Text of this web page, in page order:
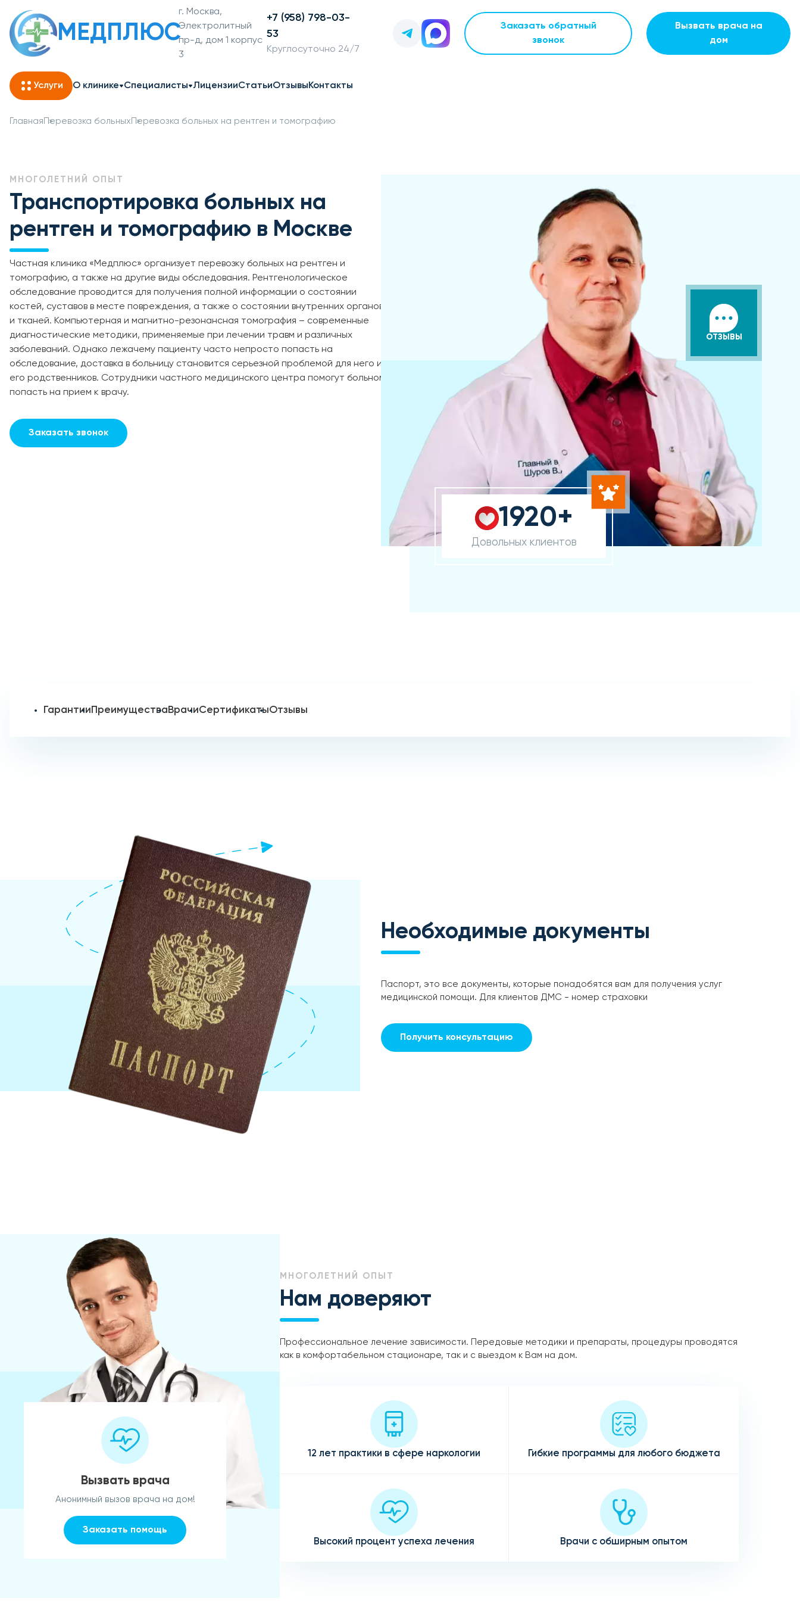
МЕДПЛЮС
г. Москва,
Электролитный
пр-д, дом 1 корпус
3
+7 (958) 798-03-
53
Круглосуточно 24/7
Заказать обратный
звонок
Вызвать врача на
дом
Услуги О клинике Специалисты ЛицензииСтатьиОтзывыКонтакты
Главная Перевозка больных Перевозка больных на рентген и томографию
МНОГОЛЕТНИЙ ОПЫТ
Транспортировка больных на
рентген и томографию в Москве
Частная клиника «Медплюс» организует перевозку больных на рентген и
томографию, а также на другие виды обследования. Рентгенологическое
обследование проводится для получения полной информации о состоянии
костей, суставов в месте повреждения, а также о состоянии внутренних органов
и тканей. Компьютерная и магнитно-резонансная томография – современные
диагностические методики, применяемые при лечении травм и различных
заболеваний. Однако лежачему пациенту часто непросто попасть на
обследование, доставка в больницу становится серьезной проблемой для него и
его родственников. Сотрудники частного медицинского центра помогут больному
попасть на прием к врачу.
Заказать звонок
1920+
Довольных клиентов
ОТЗЫВЫ
ГарантииПреимуществаВрачиСертификатыОтзывы
Необходимые документы
Паспорт, это все документы, которые понадобятся вам для получения услуг
медицинской помощи. Для клиентов ДМС - номер страховки
Получить консультацию
Вызвать врача
Анонимный вызов врача на дом!
Заказать помощь
МНОГОЛЕТНИЙ ОПЫТ
Нам доверяют
Профессиональное лечение зависимости. Передовые методики и препараты, процедуры проводятся
как в комфортабельном стационаре, так и с выездом к Вам на дом.
12 лет практики в сфере наркологии Гибкие программы для любого бюджета
Высокий процент успеха лечения Врачи с обширным опытом